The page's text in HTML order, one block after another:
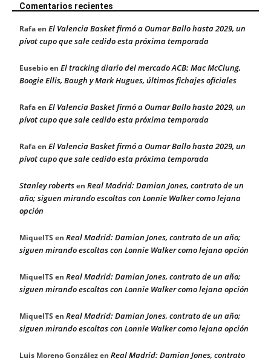
Comentarios recientes
Rafaen El Valencia Basket firmó a Oumar Ballo hasta 2029, un
pívot cupo que sale cedido esta próxima temporada
Eusebioen El tracking diario del mercado ACB: Mac McClung,
Boogie Ellis, Baugh y Mark Hugues, últimos fichajes oficiales
Rafaen El Valencia Basket firmó a Oumar Ballo hasta 2029, un
pívot cupo que sale cedido esta próxima temporada
Rafaen El Valencia Basket firmó a Oumar Ballo hasta 2029, un
pívot cupo que sale cedido esta próxima temporada
Stanley robertsen Real Madrid: Damian Jones, contrato de un
año; siguen mirando escoltas con Lonnie Walker como lejana
opción
MiquelTS en Real Madrid: Damian Jones, contrato de un año;
siguen mirando escoltas con Lonnie Walker como lejana opción
MiquelTS en Real Madrid: Damian Jones, contrato de un año;
siguen mirando escoltas con Lonnie Walker como lejana opción
MiquelTS en Real Madrid: Damian Jones, contrato de un año;
siguen mirando escoltas con Lonnie Walker como lejana opción
Luis Moreno Gonzálezen Real Madrid: Damian Jones, contrato